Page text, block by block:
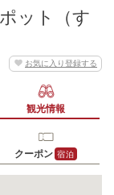
ット（す
お気に入り登録する
観光情報
クーポン 宿泊